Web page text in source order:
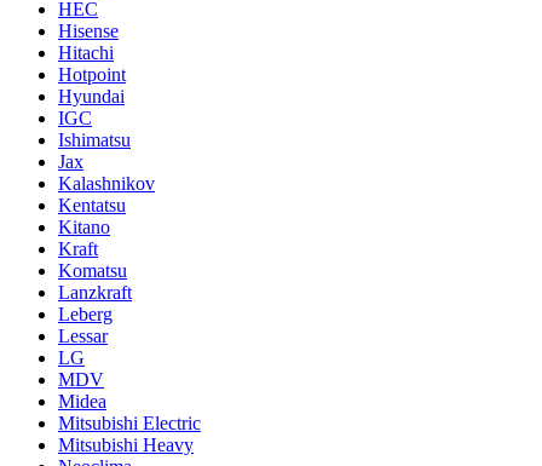
HEC
Hisense
Hitachi
Hotpoint
Hyundai
IGC
Ishimatsu
Jax
Kalashnikov
Kentatsu
Kitano
Kraft
Komatsu
Lanzkraft
Leberg
Lessar
LG
MDV
Midea
Mitsubishi Electric
Mitsubishi Heavy